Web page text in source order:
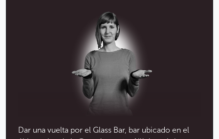
Dar una vuelta por el Glass Bar, bar ubicado en el